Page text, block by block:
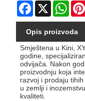
Facebook
X
Opis proizvoda
Smještena u Kini,
godine,
odvijača. Nakon
proizvodnju koja
razvoj i prodaju
u zemlji i
kvaliteti.